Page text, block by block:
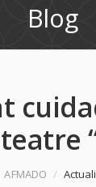
Blog
AFMADO /